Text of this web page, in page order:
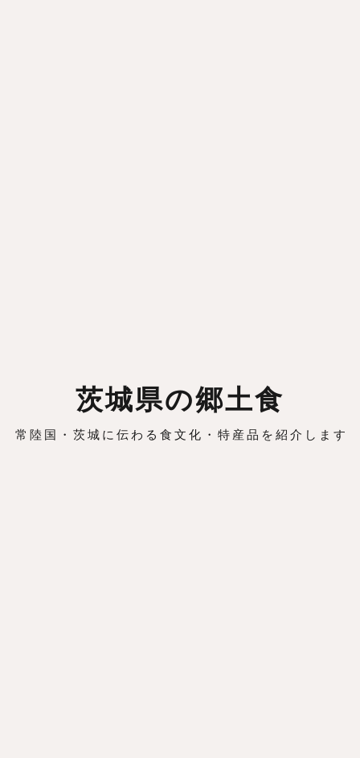
茨城県の郷土食
常陸国・茨城に伝わる食文化・特産品を紹介します